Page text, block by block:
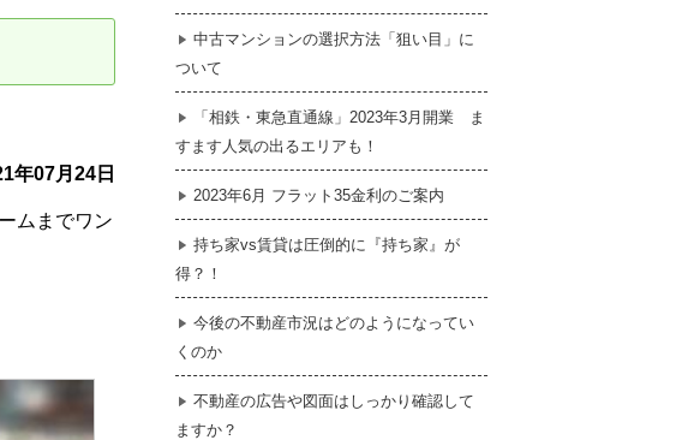
売買契約のご締結
の税金
介で実現する豊かな暮らし はじめての物件探し
年07月24日
ムまでワン
中古マンションの選択方法「狙い目」に
ついて
「相鉄・東急直通線」2023年3月開業 ま
すます人気の出るエリアも！
2023年6月 フラット35金利のご案内
持ち家vs賃貸は圧倒的に『持ち家』が
得？！
今後の不動産市況はどのようになってい
くのか
不動産の広告や図面はしっかり確認して
ますか？